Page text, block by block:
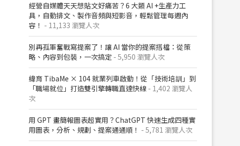
經營自媒體天天想貼文好痛苦？6 大類 AI +生產力工
具，自動排文、製作音頻與短影音，輕鬆管理每週內
容！ - 11,133 瀏覽人次
別再孤軍奮戰寫提案了！讓 AI 當你的提案搭檔：從策
略、內容到包裝，一次搞定 - 5,950 瀏覽人次
緯育 TibaMe × 104 就業列車啟動！從「技術培訓」到
「職場就位」打造雙引擎轉職直達快線 - 1,402 瀏覽人
次
用 GPT 畫簡報圖表超實用？ChatGPT 快速生成四種實
用圖表，分析、規劃、提案通通順！ - 5,781 瀏覽人次